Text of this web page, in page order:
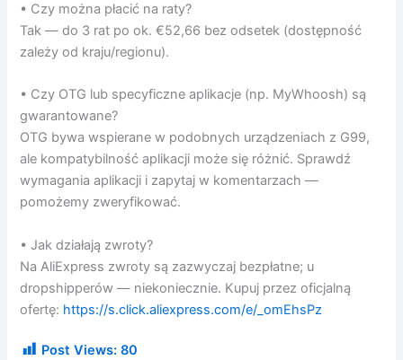
• Czy można płacić na raty?
Tak — do 3 rat po ok. €52,66 bez odsetek (dostępność
zależy od kraju/regionu).
• Czy OTG lub specyficzne aplikacje (np. MyWhoosh) są
gwarantowane?
OTG bywa wspierane w podobnych urządzeniach z G99,
ale kompatybilność aplikacji może się różnić. Sprawdź
wymagania aplikacji i zapytaj w komentarzach —
pomożemy zweryfikować.
• Jak działają zwroty?
Na AliExpress zwroty są zazwyczaj bezpłatne; u
dropshipperów — niekoniecznie. Kupuj przez oficjalną
ofertę: https://s.click.aliexpress.com/e/_omEhsPz
Post Views: 80